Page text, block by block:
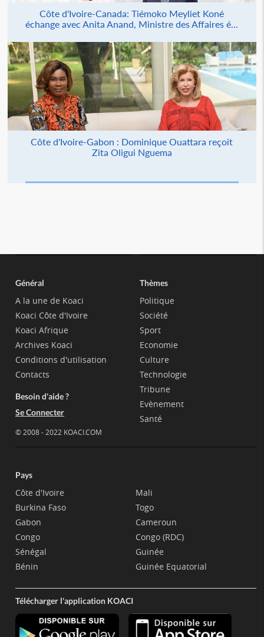
Côte d'Ivoire-Canada: Tiémoko Meyliet Koné
échange avec Anita Anand, Ministre des Affaires é...
Côte d'Ivoire-Gabon : Dominique Ouattara reçoit
Zita Oligui Nguema
Général
A la une de Koaci
Koaci Côte d'Ivoire
Koaci Afrique
Archives Koaci
Conditions d'utilisation
Contacts
Besoin d'aide ?
Se Connecter
© 2008 - 2022 KOACI.COM
Thèmes
Politique
Société
Sport
Economie
Culture
Technologie
Tribune
Evènement
Santé
Pays
Côte d'Ivoire
Burkina Faso
Gabon
Congo
Sénégal
Bénin
Mali
Togo
Cameroun
Congo (RDC)
Guinée
Guinée Equatorial
Télécharger l'application KOACI